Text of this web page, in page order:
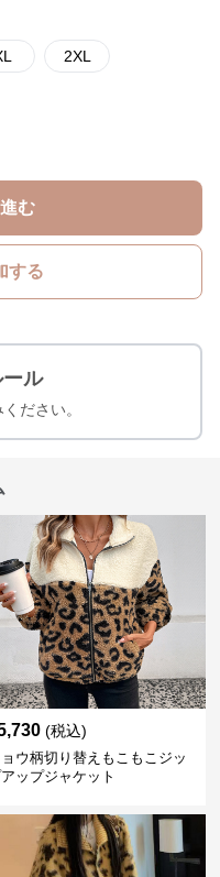
2XL
む
する
ル
ださい。
(税込)
ョウ柄切り替えもこもこジッ
ップジャケット